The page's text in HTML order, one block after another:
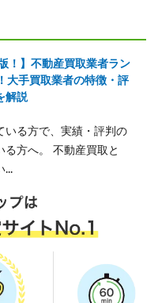
！】不動産買取業者ラン
大手買取業者の特徴・評
解説
いる方で、実績・評判の
る方へ。 不動産買取と
...